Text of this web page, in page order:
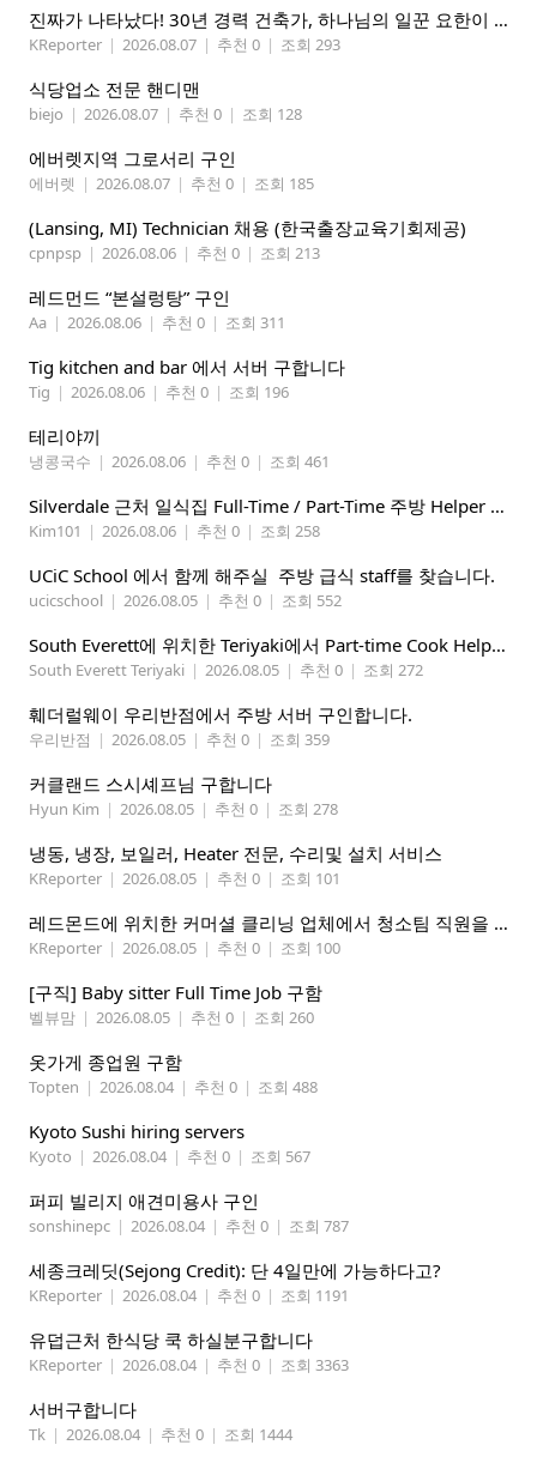
진짜가 나타났다! 30년 경력 건축가, 하나님의 일꾼 요한이 책임 시공합니다.
KReporter | 2026.08.07 | 추천 0 | 조회 293
식당업소 전문 핸디맨
biejo | 2026.08.07 | 추천 0 | 조회 128
에버렛지역 그로서리 구인
에버렛 | 2026.08.07 | 추천 0 | 조회 185
(Lansing, MI) Technician 채용 (한국출장교육기회제공)
cpnpsp | 2026.08.06 | 추천 0 | 조회 213
레드먼드 “본설렁탕” 구인
Aa | 2026.08.06 | 추천 0 | 조회 311
Tig kitchen and bar 에서 서버 구합니다
Tig | 2026.08.06 | 추천 0 | 조회 196
테리야끼
냉콩국수 | 2026.08.06 | 추천 0 | 조회 461
Silverdale 근처 일식집 Full-Time / Part-Time 주방 Helper 구합니다.
Kim101 | 2026.08.06 | 추천 0 | 조회 258
UCiC School 에서 함께 해주실 주방 급식 staff를 찾습니다.
ucicschool | 2026.08.05 | 추천 0 | 조회 552
South Everett에 위치한 Teriyaki에서 Part-time Cook Helper 구합니다. Mon-Sat, 4:00 pm-8:30 pm
South Everett Teriyaki | 2026.08.05 | 추천 0 | 조회 272
훼더럴웨이 우리반점에서 주방 서버 구인합니다.
우리반점 | 2026.08.05 | 추천 0 | 조회 359
커클랜드 스시셰프님 구합니다
Hyun Kim | 2026.08.05 | 추천 0 | 조회 278
냉동, 냉장, 보일러, Heater 전문, 수리및 설치 서비스
KReporter | 2026.08.05 | 추천 0 | 조회 101
레드몬드에 위치한 커머셜 클리닝 업체에서 청소팀 직원을 모집합니다.
KReporter | 2026.08.05 | 추천 0 | 조회 100
[구직] Baby sitter Full Time Job 구함
벨뷰맘 | 2026.08.05 | 추천 0 | 조회 260
옷가게 종업원 구함
Topten | 2026.08.04 | 추천 0 | 조회 488
Kyoto Sushi hiring servers
Kyoto | 2026.08.04 | 추천 0 | 조회 567
퍼피 빌리지 애견미용사 구인
sonshinepc | 2026.08.04 | 추천 0 | 조회 787
세종크레딧(Sejong Credit): 단 4일만에 가능하다고?
KReporter | 2026.08.04 | 추천 0 | 조회 1191
유덥근처 한식당 쿡 하실분구합니다
KReporter | 2026.08.04 | 추천 0 | 조회 3363
서버구합니다
Tk | 2026.08.04 | 추천 0 | 조회 1444